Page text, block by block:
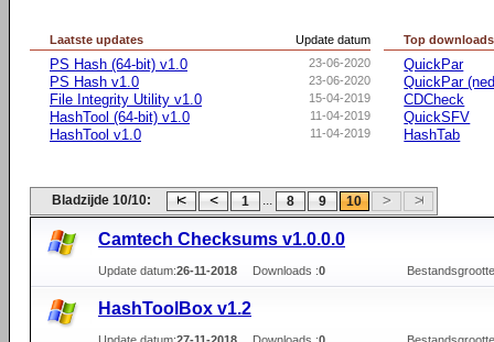
Update datum
Laatste updates
23-06-2020
PS Hash (64-bit) v1.0
23-06-2020
PS Hash v1.0
15-04-2019
File Integrity Utility v1.0
11-04-2019
HashTool (64-bit) v1.0
11-04-2019
HashTool v1.0
Top downloads
QuickPar
QuickPar
CDCheck
QuickSFV
HashTab
Bladzijde 10/10: 1 ... 8 9 10
Camtech Checksums v1.0.0.0
Update datum:26-11-2018 Downloads :0
HashToolBox v1.2